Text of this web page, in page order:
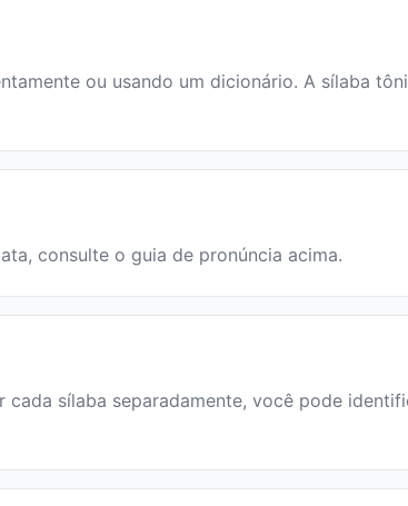
ou usando um dicionário. A sílaba
consulte o guia de pronúncia acima.
sílaba separadamente, você pode